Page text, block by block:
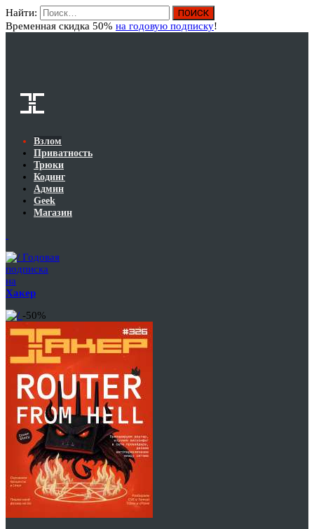
Найти:
Временная скидка 50% на годовую подписку!
Взлом
Приватность
Трюки
Кодинг
Админ
Geek
Магазин
Годовая
подписка
на
Хакер
-50%